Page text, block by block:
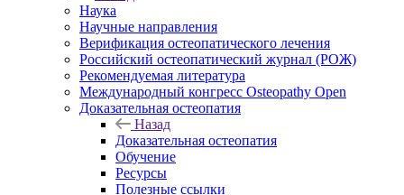
Наука
Научные направления
Верификация остеопатического лечения
Российский остеопатический журнал (РОЖ)
Рекомендуемая литература
Международный конгресс Osteopathy Open
Доказательная остеопатия
Назад
Доказательная остеопатия
Обучение
Ресурсы
Полезные ссылки